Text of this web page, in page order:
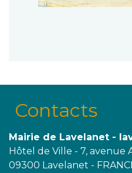
Contacts
Mairie de Lavelanet -
Hôtel de Ville - 7, avenue
09300 Lavelanet -